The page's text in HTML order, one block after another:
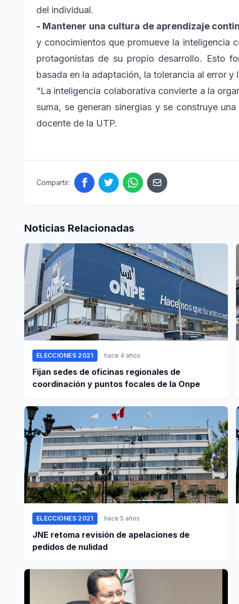
del individual.
- Mantener una cultura de aprendizaje
y conocimientos que promueve la inteligencia
protagonistas de su propio desarrollo. Esto
basada en la adaptación, la tolerancia al error y
“La inteligencia colaborativa convierte a la
suma, se generan sinergias y se construye
docente de la UTP.
Compartir:
Noticias Relacionadas
ELECCIONES 2021 hace 4 años
Fijan sedes de oficinas regionales de
coordinación y puntos focales de la Onpe
ELECCIONES 2021 hace 5 años
JNE retoma revisión de apelaciones de
pedidos de nulidad